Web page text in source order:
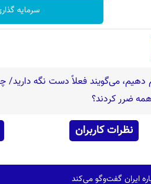
سرمایه
می‌گویند فعلاً دست نگه دارید/
ضرر کردند؟
نظرات کاربران
ایران گفت‌وگو می‌کند